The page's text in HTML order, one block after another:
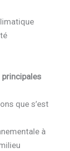
que s’est
à